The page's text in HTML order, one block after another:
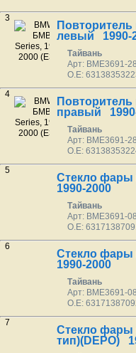
3
левый 1990-
Тайвань
Арт: BME3691-
O.E:
4
правый
Тайвань
Арт: BME3691-
O.E:
5
Стекло фары
1990-2000
Тайвань
Арт: BME3691-
O.E:
6
Стекло фары
1990-2000
Тайвань
Арт: BME3691-
O.E:
7
Стекло фары
тип)(DEPO)